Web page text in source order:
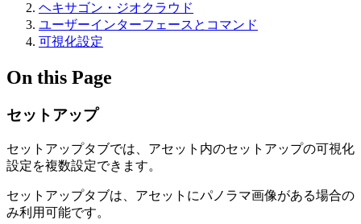
ヘキサゴン・ジオクラウド
ユーザーインターフェースとコマンド
可視化設定
On this Page
セットアップ
セットアップタブでは、アセット内のセットアップの可視化
設定を複数設定できます。
セットアップタブは、アセットにパノラマ画像がある場合の
み利用可能です。